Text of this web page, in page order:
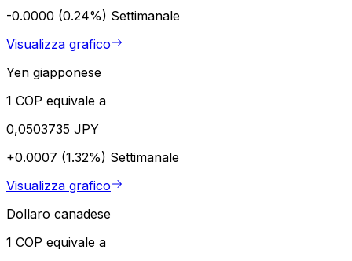
-0.0000 (0.24%) Settimanale
Visualizza grafico
Yen giapponese
1 COP equivale a
0,0503735 JPY
+0.0007 (1.32%) Settimanale
Visualizza grafico
Dollaro canadese
1 COP equivale a